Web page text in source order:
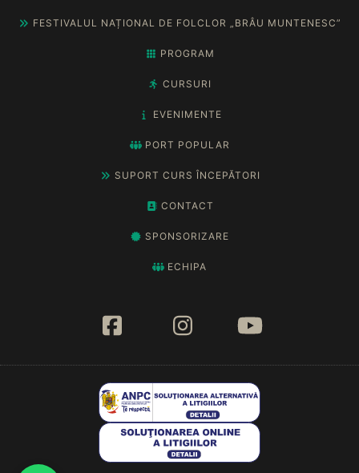
FESTIVALUL NAȚIONAL DE FOLCLOR „BRÂU MUNTENESC”
PROGRAM
CURSURI
EVENIMENTE
PORT POPULAR
SUPORT CURS ÎNCEPĂTORI
CONTACT
SPONSORIZARE
ECHIPA